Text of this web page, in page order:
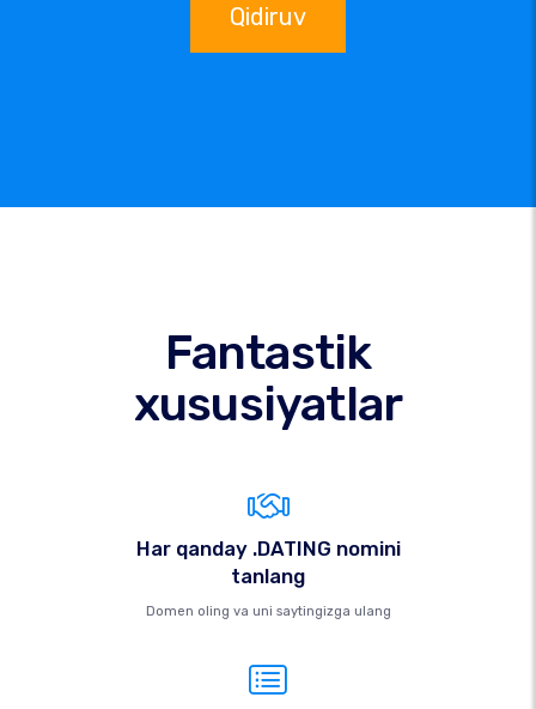
Qidiruv
Fantastik
xususiyatlar
Har qanday .DATING nomini
tanlang
Domen oling va uni saytingizga ulang